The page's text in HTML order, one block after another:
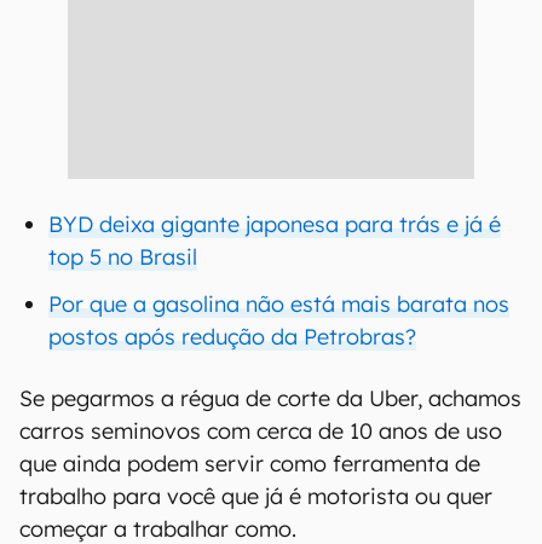
BYD deixa gigante japonesa para trás e já é
top 5 no Brasil
Por que a gasolina não está mais barata nos
postos após redução da Petrobras?
Se pegarmos a régua de corte da Uber, achamos
carros seminovos com cerca de 10 anos de uso
que ainda podem servir como ferramenta de
trabalho para você que já é motorista ou quer
começar a trabalhar como.